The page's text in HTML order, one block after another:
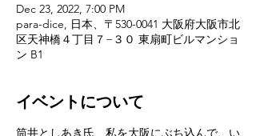
Dec 23, 2022, 7:00 PM
para-dice, 日本、〒530-0041 大阪府大阪市北
区天神橋４丁目７−３０ 東扇町ビルマンショ
ン B1
イベントについて
筒井としあき氏　私を大阪にぶち込んで、い